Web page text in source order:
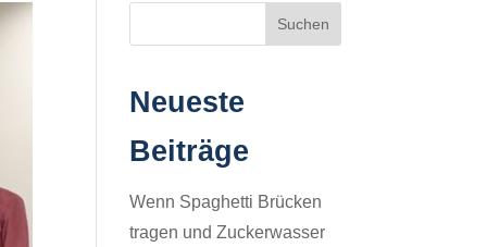
Suchen
Neueste
Beiträge
Wenn Spaghetti Brücken
tragen und Zuckerwasser